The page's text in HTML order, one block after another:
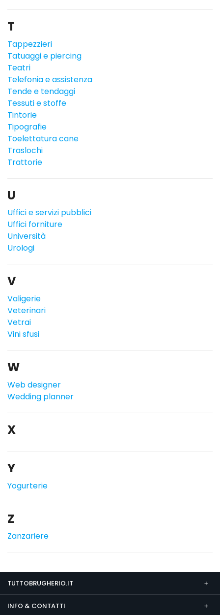
T
Tappezzieri
Tatuaggi e piercing
Teatri
Telefonia e assistenza
Tende e tendaggi
Tessuti e stoffe
Tintorie
Tipografie
Toelettatura cane
Traslochi
Trattorie
U
Uffici e servizi pubblici
Uffici forniture
Università
Urologi
V
Valigerie
Veterinari
Vetrai
Vini sfusi
W
Web designer
Wedding planner
X
Y
Yogurterie
Z
Zanzariere
TUTTOBRUGHERIO.IT
INFO & CONTATTI